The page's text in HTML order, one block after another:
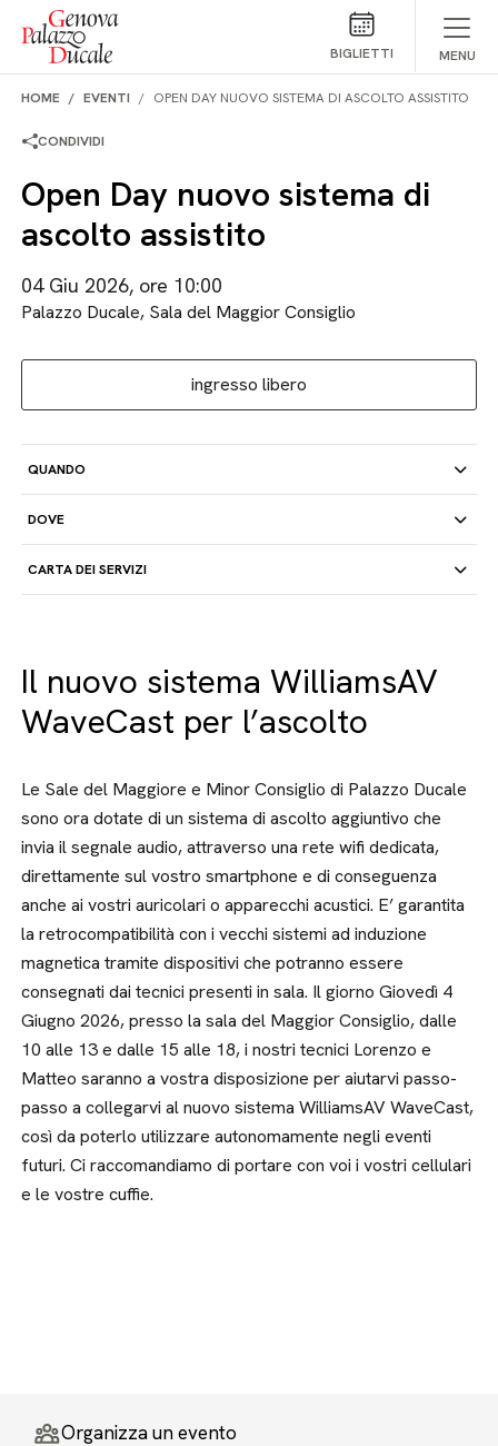
Salta al contenuto
BIGLIETTI MENU
HOME EVENTI OPEN DAY NUOVO SISTEMA DI ASCOLTO ASSISTITO
CONDIVIDI
Open Day nuovo sistema di
ascolto assistito
04 Giu 2026, ore 10:00
Palazzo Ducale, Sala del Maggior Consiglio
ingresso libero
QUANDO
DOVE
CARTA DEI SERVIZI
Il nuovo sistema WilliamsAV
WaveCast per l’ascolto
Le Sale del Maggiore e Minor Consiglio di Palazzo Ducale
sono ora dotate di un sistema di ascolto aggiuntivo che
invia il segnale audio, attraverso una rete wifi dedicata,
direttamente sul vostro smartphone e di conseguenza
anche ai vostri auricolari o apparecchi acustici. E’ garantita
la retrocompatibilità con i vecchi sistemi ad induzione
magnetica tramite dispositivi che potranno essere
consegnati dai tecnici presenti in sala. Il giorno Giovedì 4
Giugno 2026, presso la sala del Maggior Consiglio, dalle
10 alle 13 e dalle 15 alle 18, i nostri tecnici Lorenzo e
Matteo saranno a vostra disposizione per aiutarvi passo-
passo a collegarvi al nuovo sistema WilliamsAV WaveCast,
così da poterlo utilizzare autonomamente negli eventi
futuri. Ci raccomandiamo di portare con voi i vostri cellulari
e le vostre cuffie.
Organizza un evento